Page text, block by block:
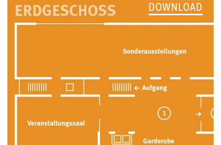
DOWNLOAD